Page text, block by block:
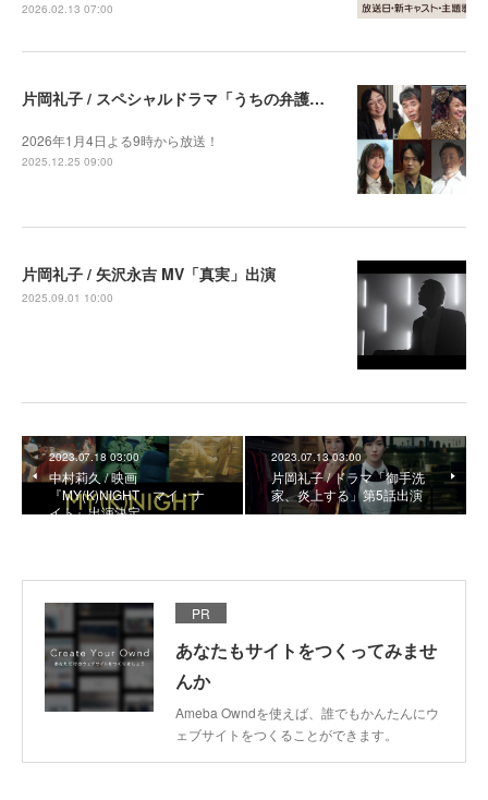
2026.02.13 07:00
片岡礼子 / スペシャルドラマ「うちの弁護士はまたしても手がかかる」出演決定
2026年1月4日よる9時から放送！
2025.12.25 09:00
片岡礼子 / 矢沢永吉 MV「真実」出演
2025.09.01 10:00
2023.07.18 03:00
中村莉久 / 映画
『MY(K)NIGHT マイ・ナ
イト』出演決定
2023.07.13 03:00
片岡礼子 / ドラマ「御手洗
家、炎上する」第5話出演
PR
あなたもサイトをつくってみませ
んか
Ameba Owndを使えば、誰でもかんたんにウ
ェブサイトをつくることができます。